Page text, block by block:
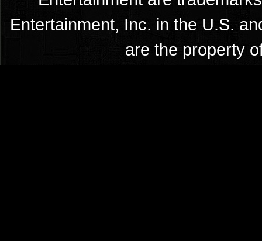
Entertainment, Inc. in the U.S.
are the property